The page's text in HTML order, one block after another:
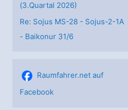
(3.Quartal 2026)
Re: Sojus MS-28 - Sojus-2-1А
- Baikonur 31/6
Raumfahrer.net auf
Facebook